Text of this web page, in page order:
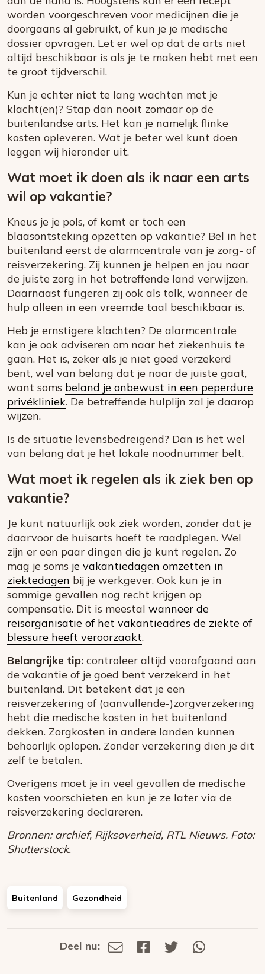
worden voorgeschreven voor medicijnen die je
doorgaans al gebruikt, of kun je je medische
dossier opvragen. Let er wel op dat de arts niet
altijd beschikbaar is als je te maken hebt met een
te groot tijdverschil.
Kun je echter niet te lang wachten met je
klacht(en)? Stap dan nooit zomaar op de
buitenlandse arts. Het kan je namelijk flinke
kosten opleveren. Wat je beter wel kunt doen
leggen wij hieronder uit.
Wat moet ik doen als ik naar een arts
wil op vakantie?
Kneus je je pols, of komt er toch een
blaasontsteking opzetten op vakantie? Bel in het
buitenland eerst de alarmcentrale van je zorg- of
reisverzekering. Zij kunnen je helpen en jou naar
de juiste zorg in het betreffende land verwijzen.
Daarnaast fungeren zij ook als tolk, wanneer de
hulp alleen in een vreemde taal beschikbaar is.
Heb je ernstigere klachten? De alarmcentrale
kan je ook adviseren om naar het ziekenhuis te
gaan. Het is, zeker als je niet goed verzekerd
bent, wel van belang dat je naar de juiste gaat,
want soms beland je onbewust in een peperdure
privékliniek. De betreffende hulplijn zal je daarop
wijzen.
Is de situatie levensbedreigend? Dan is het wel
van belang dat je het lokale noodnummer belt.
Wat moet ik regelen als ik ziek ben op
vakantie?
Je kunt natuurlijk ook ziek worden, zonder dat je
daarvoor de huisarts hoeft te raadplegen. Wel
zijn er een paar dingen die je kunt regelen. Zo
mag je soms je vakantiedagen omzetten in
ziektedagen bij je werkgever. Ook kun je in
sommige gevallen nog recht krijgen op
compensatie. Dit is meestal wanneer de
reisorganisatie of het vakantieadres de ziekte of
blessure heeft veroorzaakt.
Belangrijke tip: controleer altijd voorafgaand aan
de vakantie of je goed bent verzekerd in het
buitenland. Dit betekent dat je een
reisverzekering of (aanvullende-)zorgverzekering
hebt die medische kosten in het buitenland
dekken. Zorgkosten in andere landen kunnen
behoorlijk oplopen. Zonder verzekering dien je dit
zelf te betalen.
Overigens moet je in veel gevallen de medische
kosten voorschieten en kun je ze later via de
reisverzekering declareren.
Bronnen: archief, Rijksoverheid, RTL Nieuws. Foto:
Shutterstock.
Buitenland Gezondheid
Deel
Deel nu:
Deel
Deel
Deel